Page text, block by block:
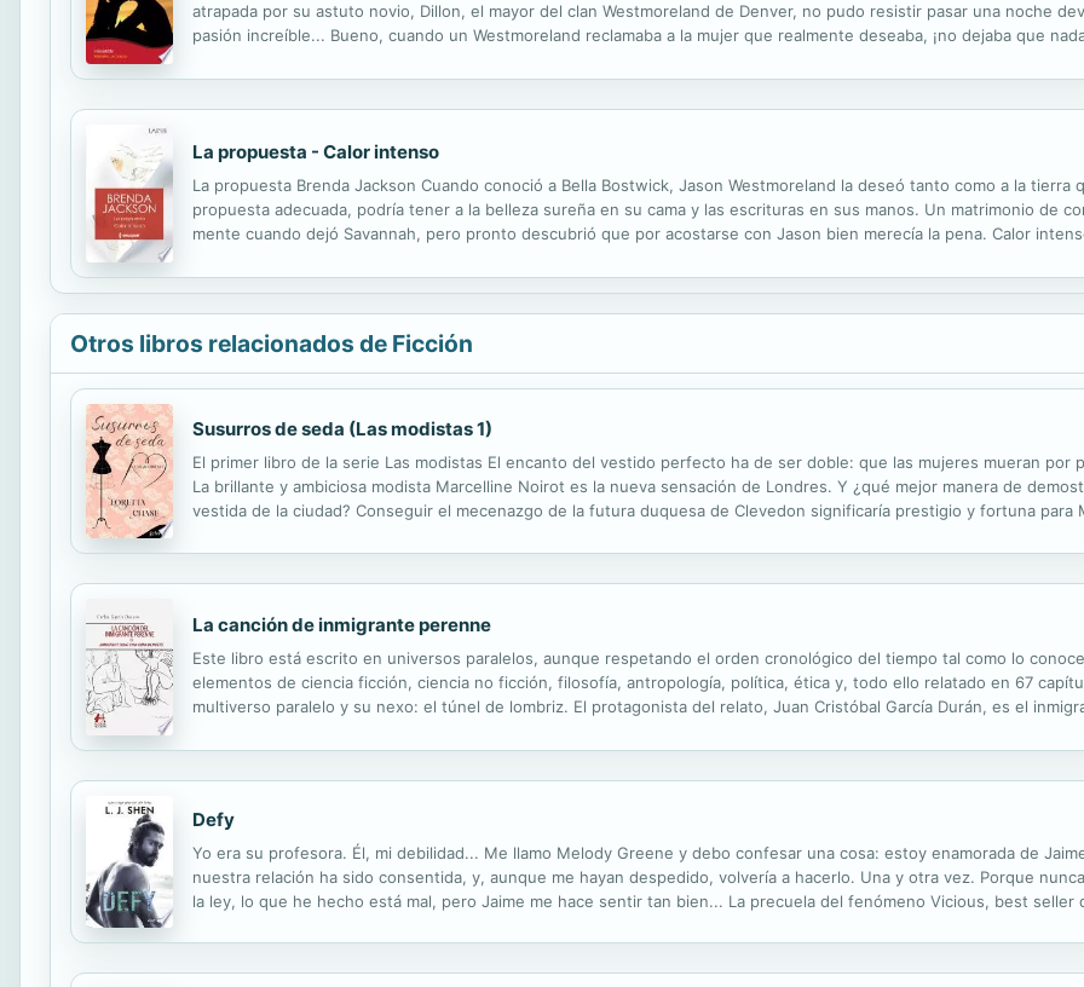
atrapada por su astuto novio, Dillon, el mayor del clan Westmoreland de Denver, no pudo resistir pasar una noche
pasión increíble... Bueno, cuando un Westmoreland reclamaba a la mujer que realmente deseaba, ¡no dejaba que
La propuesta - Calor intenso
La propuesta Brenda Jackson Cuando conoció a Bella Bostwick, Jason Westmoreland la deseó tanto como a la tierra
propuesta adecuada, podría tener a la belleza sureña en su cama y las escrituras en sus manos. Un matrimonio de
mente cuando dejó Savannah, pero pronto descubrió que por acostarse con Jason bien merecía la pena. Calor
Otros libros relacionados de Ficción
Susurros de seda (Las modistas 1)
El primer libro de la serie Las modistas El encanto del vestido perfecto ha de ser doble: que las mujeres mueran
La brillante y ambiciosa modista Marcelline Noirot es la nueva sensación de Londres. Y ¿qué mejor manera de
vestida de la ciudad? Conseguir el mecenazgo de la futura duquesa de Clevedon significaría prestigio y fortuna para
La canción de inmigrante perenne
Este libro está escrito en universos paralelos, aunque respetando el orden cronológico del tiempo tal como lo
elementos de ciencia ficción, ciencia no ficción, filosofía, antropología, política, ética y, todo ello relatado en 67
multiverso paralelo y su nexo: el túnel de lombriz. El protagonista del relato, Juan Cristóbal García Durán, es el
Defy
Yo era su profesora. Él, mi debilidad... Me llamo Melody Greene y debo confesar una cosa: estoy enamorada de
nuestra relación ha sido consentida, y, aunque me hayan despedido, volvería a hacerlo. Una y otra vez. Porque
la ley, lo que he hecho está mal, pero Jaime me hace sentir tan bien... La precuela del fenómeno Vicious, best seller